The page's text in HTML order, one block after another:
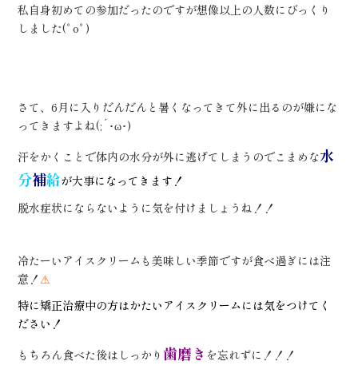
私自身初めての参加だったのですが想像以上の人数にびっくり
しました( ゜ o ゜ )
さて、6月に入りだんだんと暑くなってきて外に出るのが嫌にな
ってきますよね(;´･ω･)
汗をかくことで体内の水分が外に逃げてしまうのでこまめな水
分補給が大事になってきます！
脱水症状にならないように気を付けましょうね！！
冷たーいアイスクリームも美味しい季節ですが食べ過ぎには注
意！⚠
特に矯正治療中の方はかたいアイスクリームには気をつけてく
ださい！
もちろん食べた後はしっかり 歯磨き を忘れずに！！！